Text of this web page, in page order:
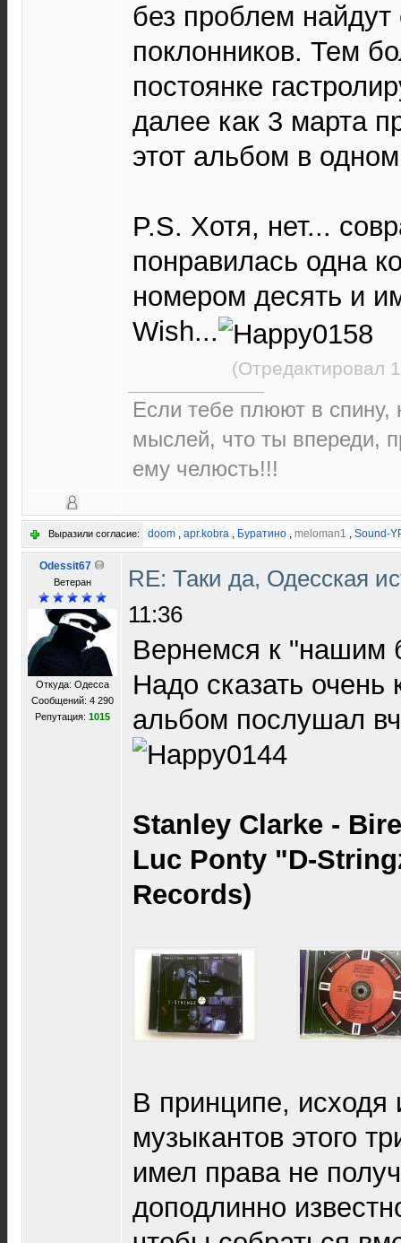
без проблем
поклонников. Тем
постоянке
далее как 3 марта
этот альбом в
P.S. Хотя, нет...
понравилась одна
номером десять и
Wish...
(Отредактировал
Если тебе плюют в
мыслей, что ты впереди,
ему челюсть!!!
Выразили согласие: doom , apr.kobra , Буратино , meloman1 , Sound-
Odessit67
Ветеран
Откуда: Одесса
Сообщений: 4 290
Репутация: 1015
RE: Таки да, Одесская
11:36
Вернемся к "нашим
Надо сказать
альбом послушал
Stanley Clarke -
Luc Ponty "D-
Records)
В принципе, исходя
музыкантов этого
имел права не
доподлинно